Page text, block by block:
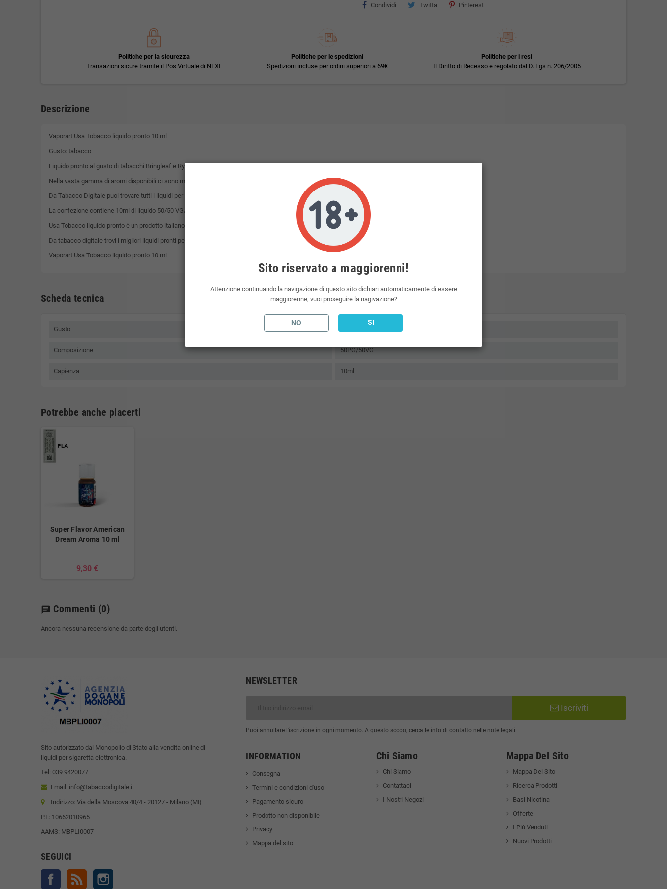
Condividi Twitta Pinterest
Politiche per la sicurezza
Transazioni sicure tramite il Pos Virtuale di NEXI
Politiche per le spedizioni
Spedizioni incluse per ordini superiori a 69€
Politiche per i resi
Il Diritto di Recesso è regolato dal D. Lgs n. 206/2005
Descrizione
Vaporart Usa Tobacco liquido pronto 10 ml
Gusto: tabacco
Liquido pronto al gusto di tabacchi Bringleaf e Ry4 che riproducono il gusto reale della sigaretta tradizionale
Nella vasta gamma di aromi disponibili ci sono molte varianti di miscele di tabacco, sfoglia il
catalogo
Da Tabacco Digitale puoi trovare tutti i liquidi per sigaretta elettronica del marchio
La confezione contiene 10ml di liquido 50/50 VG/PG pronto per essere inserito nella sigaretta elettronica.
Usa Tobacco liquido pronto è un prodotto italiano. Confezionato a norma
. Imposta di consumo già compresa nel prezzo del liquido pronto.
Da tabacco digitale trovi i migliori liquidi pronti per sigaretta elettronica sul mercato.
Vaporartè un marchio del mondo dello svapo.
Vaporart Usa Tobacco liquido pronto 10 ml
Scheda tecnica
Gusto
Composizione 50PG/50VG
Capienza 10ml
Potrebbe anche piacerti
Super Flavor American
Dream Aroma 10 ml
9,30 €
chat Commenti (0)
Ancora nessuna recensione da parte degli utenti.
Sito autorizzato dal Monopolio di Stato alla vendita online di
liquidi per sigaretta elettronica.
Tel: 039 9420077
Email: info@tabaccodigitale.it
Indirizzo: Via della Moscova 40/4 - 20127 - Milano (MI)
P.I.: 10662010965
AAMS: MBPLI0007
SEGUICI
Facebook Rss
NEWSLETTER
Iscriviti
Puoi annullare l'iscrizione in ogni momento. A questo scopo, cerca le info di contatto nelle note legali.
INFORMATION
Consegna
Termini e condizioni d'uso
Pagamento sicuro
Prodotto non disponibile
Privacy
Mappa del sito
Chi Siamo
Chi Siamo
Contattaci
I Nostri Negozi
Mappa Del Sito
Mappa Del Sito
Ricerca Prodotti
Basi Nicotina
Offerte
I Più Venduti
Nuovi Prodotti
Sito riservato a maggiorenni!
Attenzione continuando la navigazione di questo sito dichiari automaticamente di essere
maggiorenne, vuoi proseguire la nagivazione?
NO SI